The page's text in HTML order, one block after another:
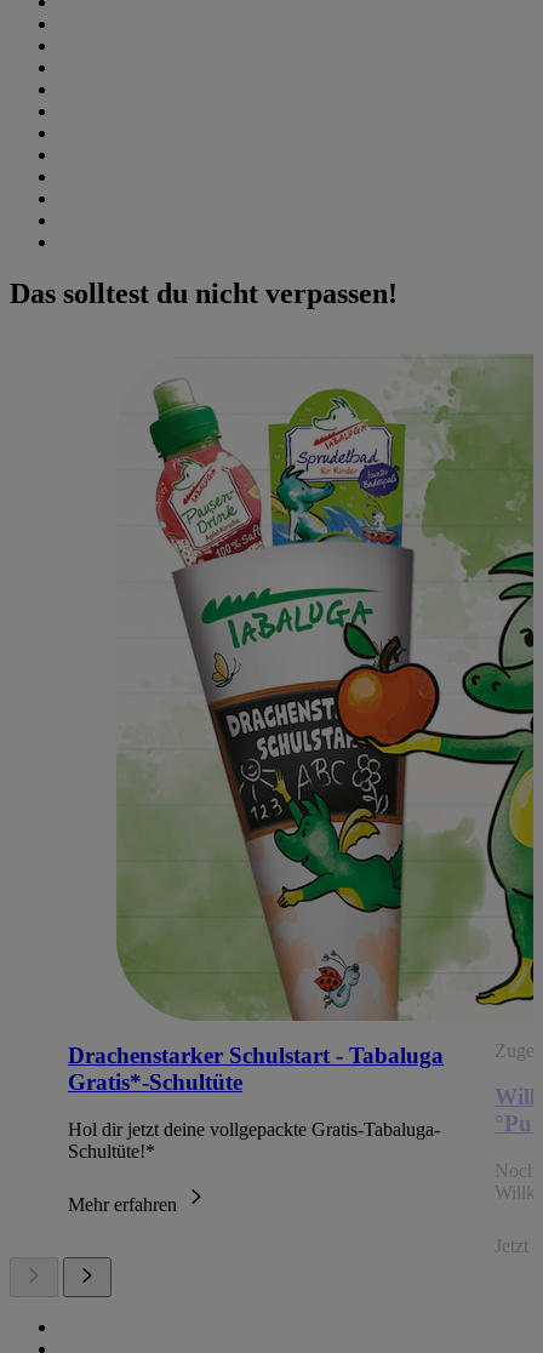
Das solltest du nicht verpassen!
Drachenstarker Schulstart - Tabaluga
Gratis*-Schultüte
Hol dir jetzt deine vollgepackte Gratis-Tabaluga-
Schultüte!*
Mehr erfahren
Noch
Jetzt